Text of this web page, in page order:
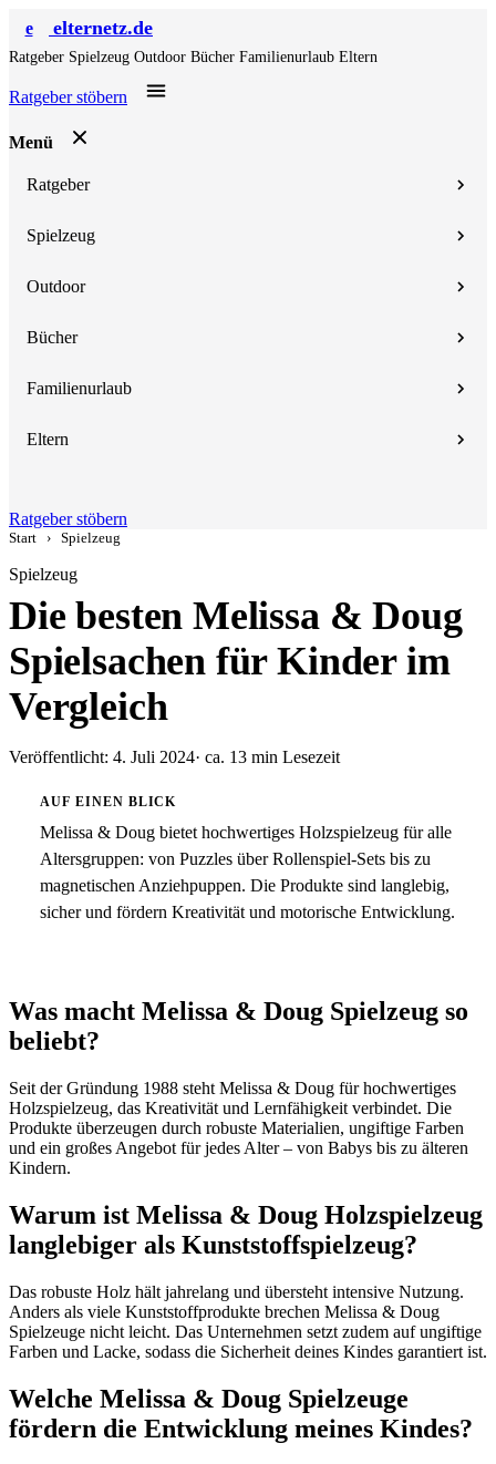
e elternetz.de
Ratgeber Spielzeug Outdoor Bücher Familienurlaub Eltern
Ratgeber stöbern
Menü
Ratgeber
Spielzeug
Outdoor
Bücher
Familienurlaub
Eltern
Ratgeber stöbern
Start › Spielzeug
Spielzeug
Die besten Melissa & Doug
Spielsachen für Kinder im
Vergleich
Veröffentlicht: 4. Juli 2024· ca. 13 min Lesezeit
AUF EINEN BLICK
Melissa & Doug bietet hochwertiges Holzspielzeug für alle
Altersgruppen: von Puzzles über Rollenspiel-Sets bis zu
magnetischen Anziehpuppen. Die Produkte sind langlebig,
sicher und fördern Kreativität und motorische Entwicklung.
Was macht Melissa & Doug Spielzeug so
beliebt?
Seit der Gründung 1988 steht Melissa & Doug für hochwertiges
Holzspielzeug, das Kreativität und Lernfähigkeit verbindet. Die
Produkte überzeugen durch robuste Materialien, ungiftige Farben
und ein großes Angebot für jedes Alter – von Babys bis zu älteren
Kindern.
Warum ist Melissa & Doug Holzspielzeug
langlebiger als Kunststoffspielzeug?
Das robuste Holz hält jahrelang und übersteht intensive Nutzung.
Anders als viele Kunststoffprodukte brechen Melissa & Doug
Spielzeuge nicht leicht. Das Unternehmen setzt zudem auf ungiftige
Farben und Lacke, sodass die Sicherheit deines Kindes garantiert ist.
Welche Melissa & Doug Spielzeuge
fördern die Entwicklung meines Kindes?